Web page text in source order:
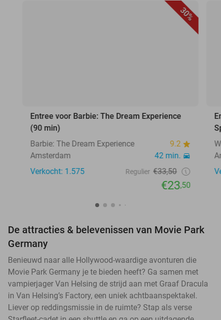
30%
Entree voor Barbie: The Dream Experience
(90 min)
Barbie: The Dream Experience
9.2
Amsterdam
42 min.
Verkocht: 1.575
Regulier €33,50
€23,50
De attracties & belevenissen van Movie Park
Germany
Benieuwd naar alle Hollywood-waardige avonturen die
Movie Park Germany je te bieden heeft? Ga samen met
vampierjager Van Helsing de strijd aan met Graaf Dracula
in Van Helsing’s Factory, een uniek achtbaanspektakel.
Liever op reddingsmissie in de ruimte? Stap als verse